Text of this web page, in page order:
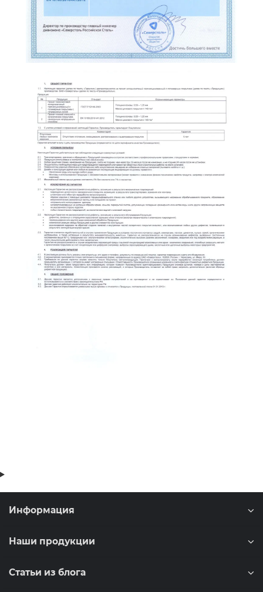
Информация
Наши продукции
Статьи из блога